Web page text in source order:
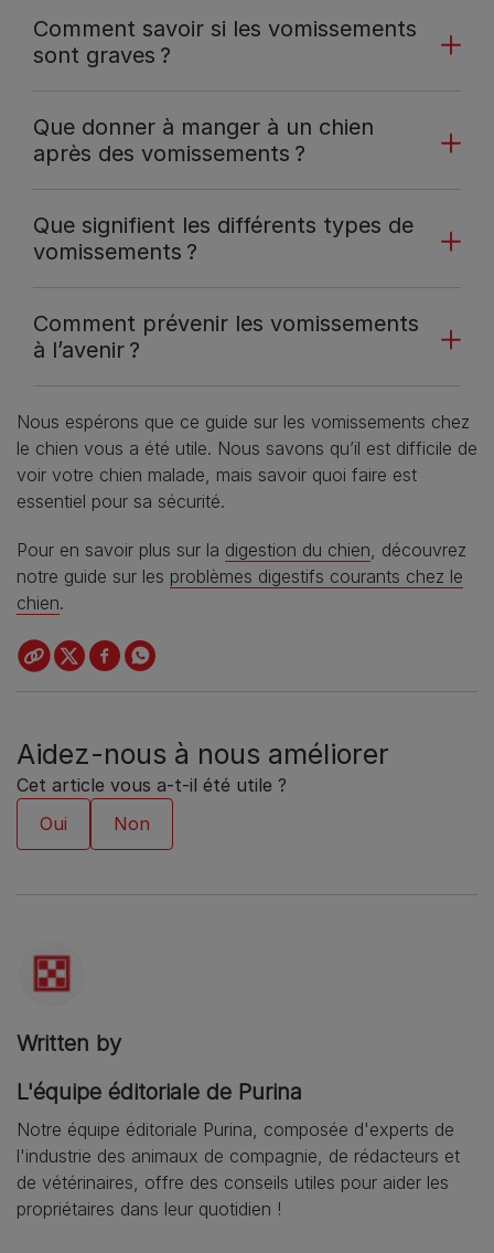
Comment savoir si les vomissements
sont graves ?
Que donner à manger à un chien
après des vomissements ?
Que signifient les différents types de
vomissements ?
Comment prévenir les vomissements
à l’avenir ?
Nous espérons que ce guide sur les vomissements chez
le chien vous a été utile. Nous savons qu’il est difficile de
voir votre chien malade, mais savoir quoi faire est
essentiel pour sa sécurité.
Pour en savoir plus sur la digestion du chien , découvrez
notre guide sur les problèmes digestifs courants chez le
chien.
Aidez-nous à nous améliorer
Cet article vous a-t-il été utile ?
Written by
L'équipe éditoriale de Purina
Notre équipe éditoriale Purina, composée d'experts de
l'industrie des animaux de compagnie, de rédacteurs et
de vétérinaires, offre des conseils utiles pour aider les
propriétaires dans leur quotidien !